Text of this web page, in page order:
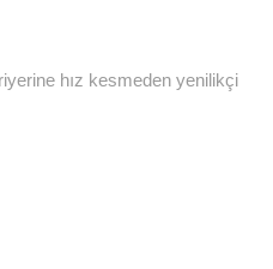
hız kesmeden yenilikçi